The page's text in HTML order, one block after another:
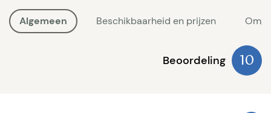
Algemeen Beschikbaarheid en prijzen
Beoordeling 10